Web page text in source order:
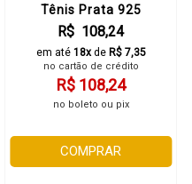
Tênis Prata 925
R$ 108,24
em até 18xde R$ 7,35
no cartão de crédito
R$ 108,24
no boleto ou pix
COMPRAR